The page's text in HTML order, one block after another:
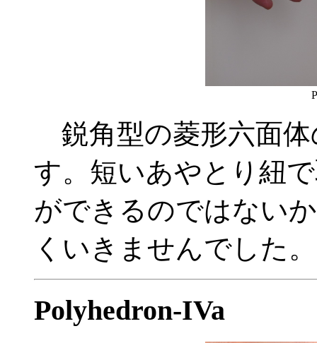
鋭角型の菱形六面
す。短いあやとり紐
ができるのではない
くいきませんでした。
Polyhedron-IVa